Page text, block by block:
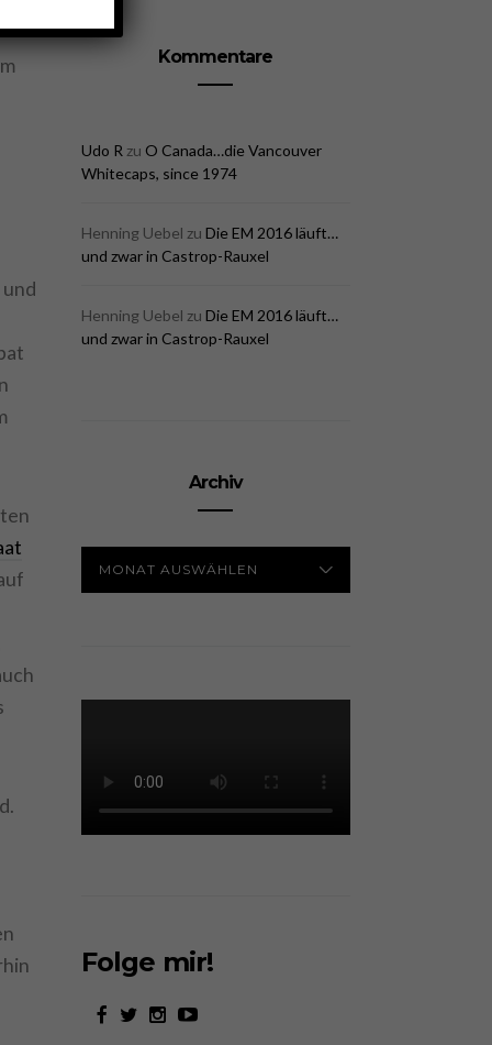
Kommentare
Udo R zu O Canada…die Vancouver
Whitecaps, since 1974
Henning Uebel zu Die EM 2016 läuft…
und zwar in Castrop-Rauxel
Henning Uebel zu Die EM 2016 läuft…
und zwar in Castrop-Rauxel
Archiv
Folge mir!